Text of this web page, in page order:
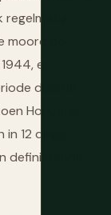
op
en
duurde
Hongaren
12 dagen